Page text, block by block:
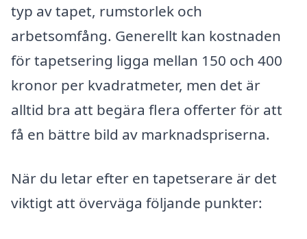
typ av tapet, rumstorlek och
arbetsomfång. Generellt kan kostnaden
för tapetsering ligga mellan 150 och 400
kronor per kvadratmeter, men det är
alltid bra att begära flera offerter för att
få en bättre bild av marknadspriserna.
När du letar efter en tapetserare är det
viktigt att överväga följande punkter: